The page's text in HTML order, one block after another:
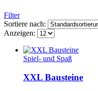
Filter
Sortiere nach:
Anzeigen:
Spiel- und Spaß
XXL Bausteine